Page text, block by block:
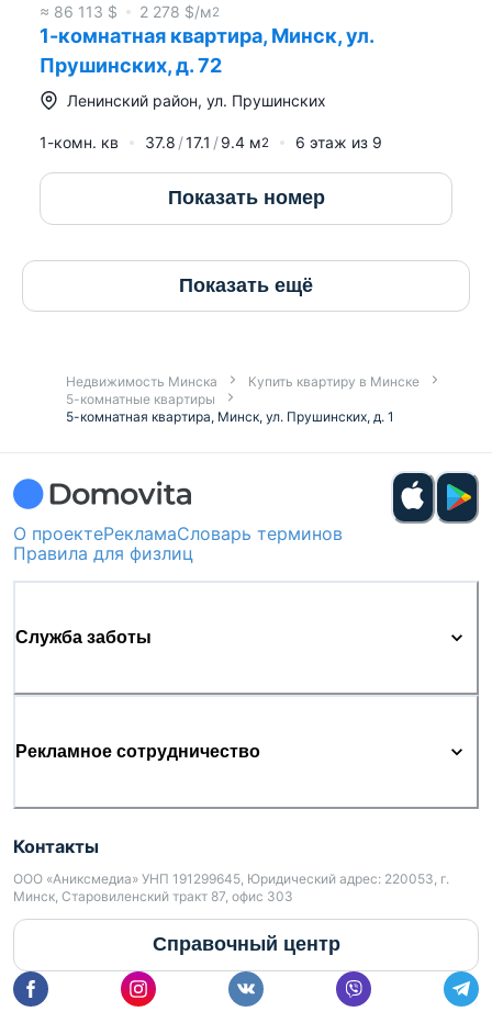
≈ 86 113 $ 2 278 $/м2
1-комнатная квартира, Минск, ул.
Прушинских, д. 72
Ленинский район, ул. Прушинских
1-комн. кв 37.8 17.1 9.4 м2 6 этаж из 9
Показать номер
Показать ещё
Недвижимость Минска
Купить квартиру в Минске
5-комнатные квартиры
5-комнатная квартира, Минск, ул. Прушинских, д. 1
О проектеРекламаСловарь терминов
Правила для физлиц
Служба заботы
Рекламное сотрудничество
Контакты
ООО «Аниксмедиа» УНП 191299645, Юридический адрес: 220053, г.
Минск, Старовиленский тракт 87, офис 303
Справочный центр